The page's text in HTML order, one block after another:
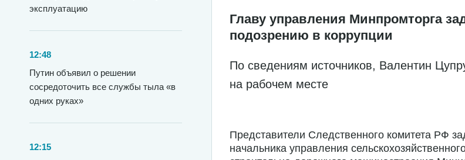
эксплуатацию
12:48
Путин объявил о решении
сосредоточить все службы тыла «в
одних руках»
12:15
Главу управления Минпромторга
подозрению в коррупции
По сведениям источников, Валентин
на рабочем месте
Представители Следственного комитета РФ
начальника управления